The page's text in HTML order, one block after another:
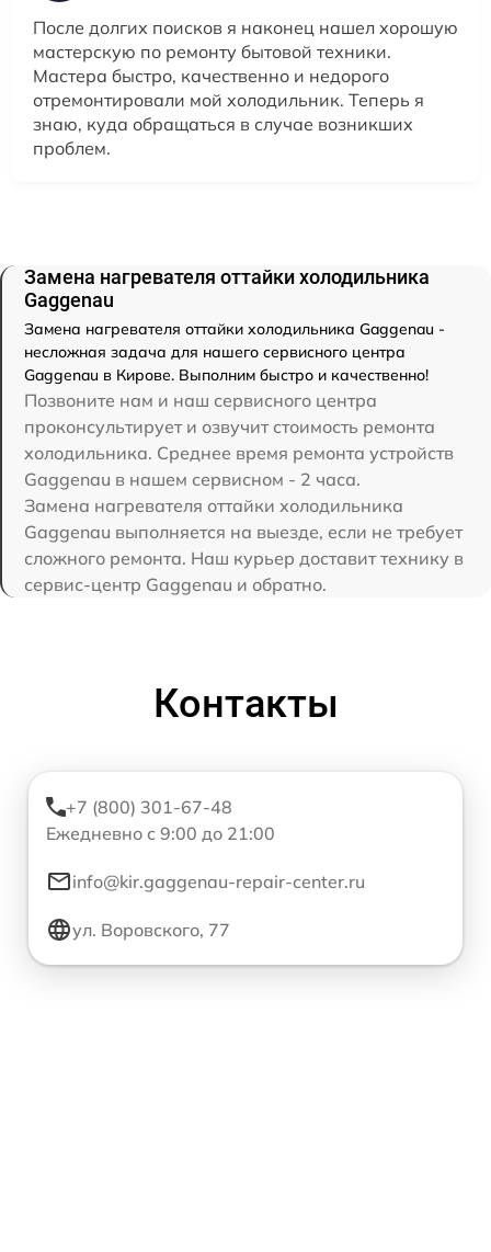
После долгих поисков я наконец нашел хорошую
мастерскую по ремонту бытовой техники.
Мастера быстро, качественно и недорого
отремонтировали мой холодильник. Теперь я
знаю, куда обращаться в случае возникших
проблем.
Замена нагревателя оттайки холодильника
Gaggenau
Замена нагревателя оттайки холодильника Gaggenau -
несложная задача для нашего сервисного центра
Gaggenau в Кирове. Выполним быстро и качественно!
Позвоните нам и наш сервисного центра
проконсультирует и озвучит стоимость ремонта
холодильника. Среднее время ремонта устройств
Gaggenau в нашем сервисном - 2 часа.
Замена нагревателя оттайки холодильника
Gaggenau выполняется на выезде, если не требует
сложного ремонта. Наш курьер доставит технику в
сервис-центр Gaggenau и обратно.
Контакты
+7 (800) 301-67-48
Ежедневно с 9:00 до 21:00
info@kir.gaggenau-repair-center.ru
ул. Воровского, 77